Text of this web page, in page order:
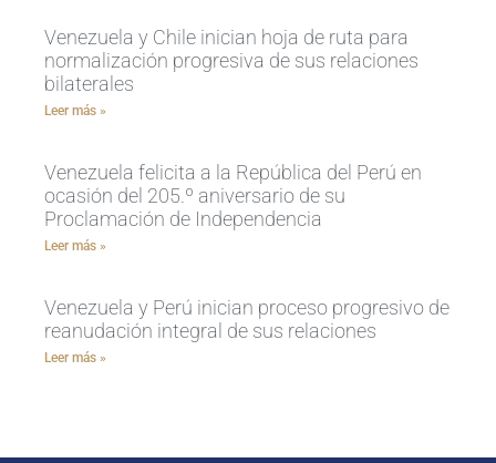
Venezuela y Chile inician hoja de ruta para
normalización progresiva de sus relaciones
bilaterales
Leer más »
Venezuela felicita a la República del Perú en
ocasión del 205.º aniversario de su
Proclamación de Independencia
Leer más »
Venezuela y Perú inician proceso progresivo de
reanudación integral de sus relaciones
Leer más »